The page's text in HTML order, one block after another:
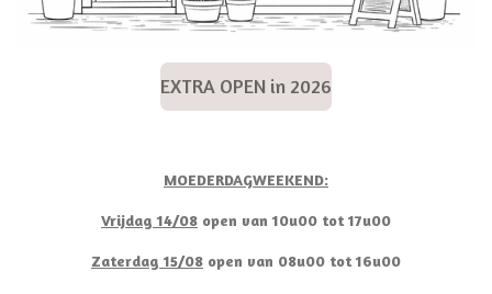
EXTRA OPEN in 2026
MOEDERDAGWEEKEND:
Vrijdag 14/08 open van 10u00 tot 17u00
Zaterdag 15/08 open van 08u00 tot 16u00